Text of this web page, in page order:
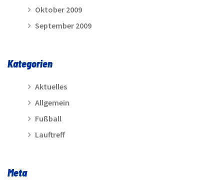
Oktober 2009
September 2009
Kategorien
Aktuelles
Allgemein
Fußball
Lauftreff
Meta